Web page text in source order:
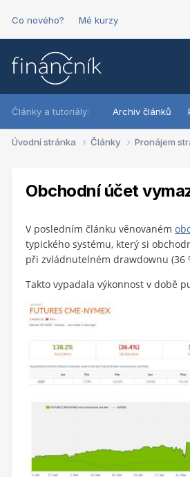
Co nového? Mé kurzy
Články a tutoriály: Archiv článků
Úvodní stránka Články Pronájem
Obchodní účet
V posledním článku věnovaném
typického systému, který si
při zvládnutelném drawdownu (36
Takto vypadala výkonnost v době